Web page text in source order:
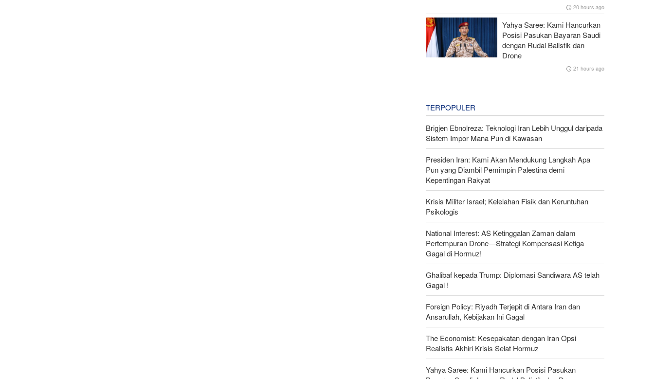
20 hours ago
Yahya Saree: Kami Hancurkan
Posisi Pasukan Bayaran Saudi
dengan Rudal Balistik dan
Drone
21 hours ago
TERPOPULER
Brigjen Ebnolreza: Teknologi Iran Lebih Unggul daripada
Sistem Impor Mana Pun di Kawasan
Presiden Iran: Kami Akan Mendukung Langkah Apa
Pun yang Diambil Pemimpin Palestina demi
Kepentingan Rakyat
Krisis Militer Israel; Kelelahan Fisik dan Keruntuhan
Psikologis
National Interest: AS Ketinggalan Zaman dalam
Pertempuran Drone—Strategi Kompensasi Ketiga
Gagal di Hormuz!
Ghalibaf kepada Trump: Diplomasi Sandiwara AS telah
Gagal !
Foreign Policy: Riyadh Terjepit di Antara Iran dan
Ansarullah, Kebijakan Ini Gagal
The Economist: Kesepakatan dengan Iran Opsi
Realistis Akhiri Krisis Selat Hormuz
Yahya Saree: Kami Hancurkan Posisi Pasukan